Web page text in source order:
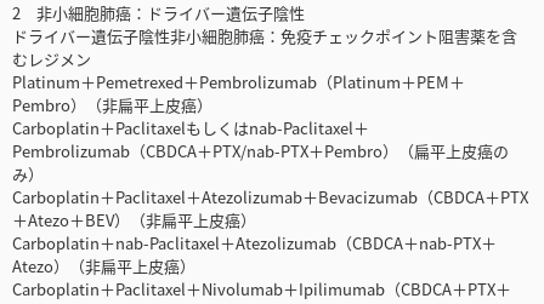
2 非小細胞肺癌：ドライバー遺伝子陰性
ドライバー遺伝子陰性非小細胞肺癌：免疫チェックポイント阻害薬を含
むレジメン
Platinum＋Pemetrexed＋Pembrolizumab（Platinum＋PEM＋
Pembro）（非扁平上皮癌）
Carboplatin＋Paclitaxelもしくはnab-Paclitaxel＋
Pembrolizumab（CBDCA＋PTX/nab-PTX＋Pembro）（扁平上皮癌の
み）
Carboplatin＋Paclitaxel＋Atezolizumab＋Bevacizumab（CBDCA＋PTX
＋Atezo＋BEV）（非扁平上皮癌）
Carboplatin＋nab-Paclitaxel＋Atezolizumab（CBDCA＋nab-PTX＋
Atezo）（非扁平上皮癌）
Carboplatin＋Paclitaxel＋Nivolumab＋Ipilimumab（CBDCA＋PTX＋